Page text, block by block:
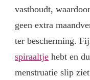
vasthoudt,
geen extra
ter bescherming.
spiraaltje hebt en
menstruatie slip